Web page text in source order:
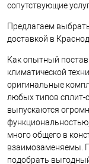
сопутствующие
Предлагаем
доставкой в
Как опытный
климатической
оригинальные
любых типов сплит-
выпускаются
много общего в
взаимозаменяемы.
подобрать